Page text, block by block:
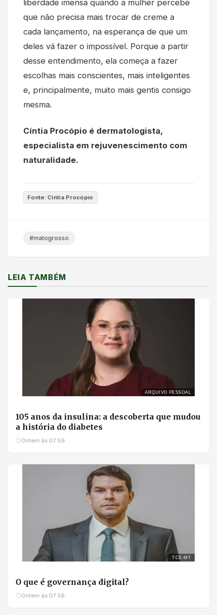
liberdade imensa quando a mulher percebe
que não precisa mais trocar de creme a
cada lançamento, na esperança de que um
deles vá fazer o impossível. Porque a partir
desse entendimento, ela começa a fazer
escolhas mais conscientes, mais inteligentes
e, principalmente, muito mais gentis consigo
mesma.
Cíntia Procópio é dermatologista,
especialista em rejuvenescimento com
naturalidade.
Fonte: Cíntia Procópio
#matogrosso
LEIA TAMBÉM
ARQUIVO PESSOAL
105 anos da insulina: a descoberta que mudou
a história do diabetes
Ontem às 07:59
TCE-MT
O que é governança digital?
Ontem às 07:58